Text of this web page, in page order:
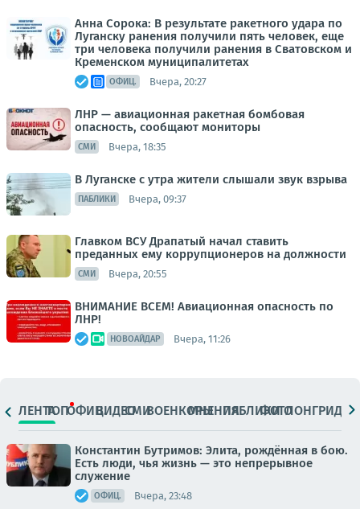
Анна Сорока: В результате ракетного удара по
Луганску ранения получили пять человек, еще
три человека получили ранения в Сватовском и
Кременском муниципалитетах
ОФИЦ. Вчера, 20:27
ЛНР — авиационная ракетная бомбовая
опасность, сообщают мониторы
СМИ Вчера, 18:35
В Луганске с утра жители слышали звук взрыва
ПАБЛИКИ Вчера, 09:37
Главком ВСУ Драпатый начал ставить
преданных ему коррупционеров на должности
СМИ Вчера, 20:55
ВНИМАНИЕ ВСЕМ! Авиационная опасность по
ЛНР!
НОВОАЙДАР Вчера, 11:26
ЛЕНТАТОПОФИЦ.ВИДЕОСМИВОЕНКОРЫМНЕНИЯПАБЛИКИ
ФОТОЛОНГРИДЫ
Константин Бутримов: Элита, рождённая в бою.
Есть люди, чья жизнь — это непрерывное
служение
ОФИЦ. Вчера, 23:48